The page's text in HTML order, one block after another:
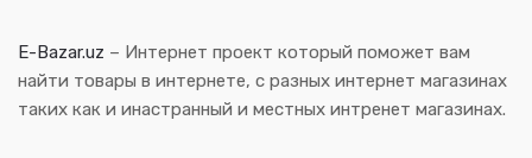
E-Bazar.uz – Интернет проект который поможет вам
найти товары в интернете, с разных интернет магазинах
таких как и инастранный и местных интренет магазинах.